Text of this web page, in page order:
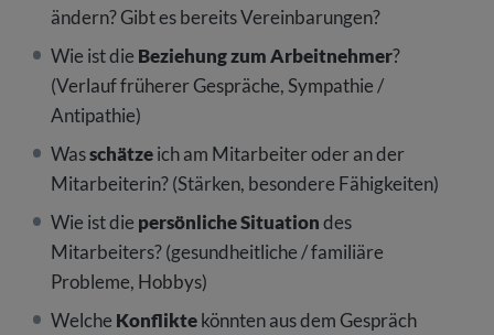
ändern? Gibt es bereits Vereinbarungen?
Wie ist die Beziehung zum Arbeitnehmer?
(Verlauf früherer Gespräche, Sympathie /
Antipathie)
Wasschätzeich am Mitarbeiter oder an der
Mitarbeiterin? (Stärken, besondere Fähigkeiten)
Wie ist die persönliche Situationdes
Mitarbeiters? (gesundheitliche / familiäre
Probleme, Hobbys)
Welche Konfliktekönnten aus dem Gespräch